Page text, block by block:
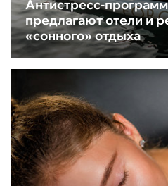
Антистресс-
предлагают отели и
«сонного» отдыха